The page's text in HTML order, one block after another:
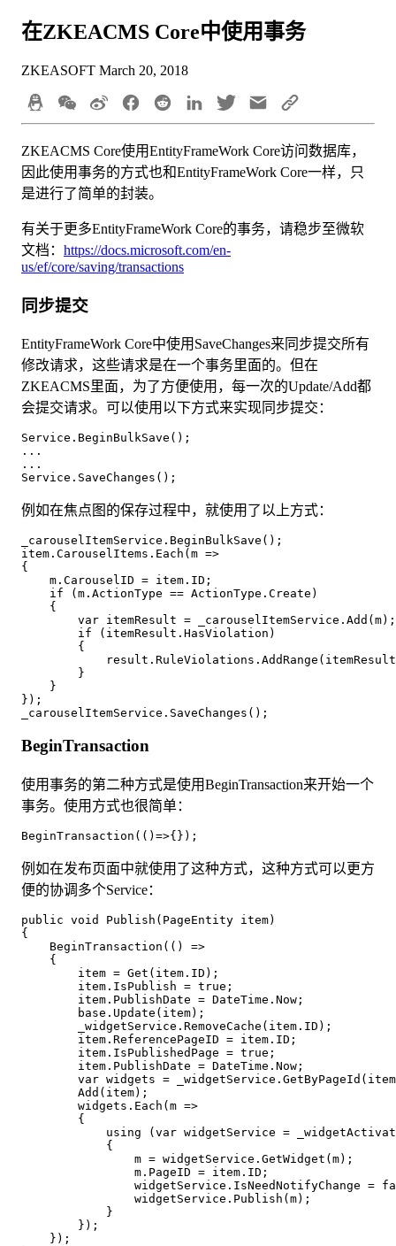
在ZKEACMS Core中使用事务
ZKEASOFT March 20, 2018
ZKEACMS Core使用EntityFrameWork Core访问数据库，
因此使用事务的方式也和EntityFrameWork Core一样，只
是进行了简单的封装。
有关于更多EntityFrameWork Core的事务，请稳步至微软
文档： https://docs.microsoft.com/en-
us/ef/core/saving/transactions
同步提交
EntityFrameWork Core中使用SaveChanges来同步提交所有
修改请求，这些请求是在一个事务里面的。但在
ZKEACMS里面，为了方便使用，每一次的Update/Add都
会提交请求。可以使用以下方式来实现同步提交：
Service.BeginBulkSave();
...
...
Service.SaveChanges();
例如在焦点图的保存过程中，就使用了以上方式：
_carouselItemService.BeginBulkSave();
item.CarouselItems.Each(m =>
{
    m.CarouselID = item.ID;
    if (m.ActionType == ActionType.Create)
    {
        var itemResult = _carouselItemService.Add(m);
        if (itemResult.HasViolation)
        {
        }
    }
});
BeginTransaction
使用事务的第二种方式是使用BeginTransaction来开始一个
事务。使用方式也很简单：
BeginTransaction(()=>{});
例如在发布页面中就使用了这种方式，这种方式可以更方
便的协调多个Service：
public void Publish(PageEntity item)
{
    BeginTransaction(() =>
    {
        item = Get(item.ID);
        item.IsPublish = true;
        item.PublishDate = DateTime.Now;
        base.Update(item);
        _widgetService.RemoveCache(item.ID);
        item.ReferencePageID = item.ID;
        item.IsPublishedPage = true;
        item.PublishDate = DateTime.Now;
var widgets =
        Add(item);
        widgets.Each(m =>
        {
using (var widgetService =
            {
                m = widgetService.GetWidget(m);
                m.PageID = item.ID;
widgetService.IsNeedNotifyChange =
                widgetService.Publish(m);
            }
        });
    });